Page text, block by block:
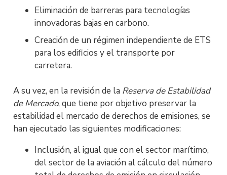
Eliminación de barreras para tecnologías
innovadoras bajas en carbono.
Creación de un régimen independiente de ETS
para los edificios y el transporte por
carretera.
A su vez, en la revisión de la Reserva de Estabilidad
de Mercado, que tiene por objetivo preservar la
estabilidad el mercado de derechos de emisiones, se
han ejecutado las siguientes modificaciones:
Inclusión, al igual que con el sector marítimo,
del sector de la aviación al cálculo del número